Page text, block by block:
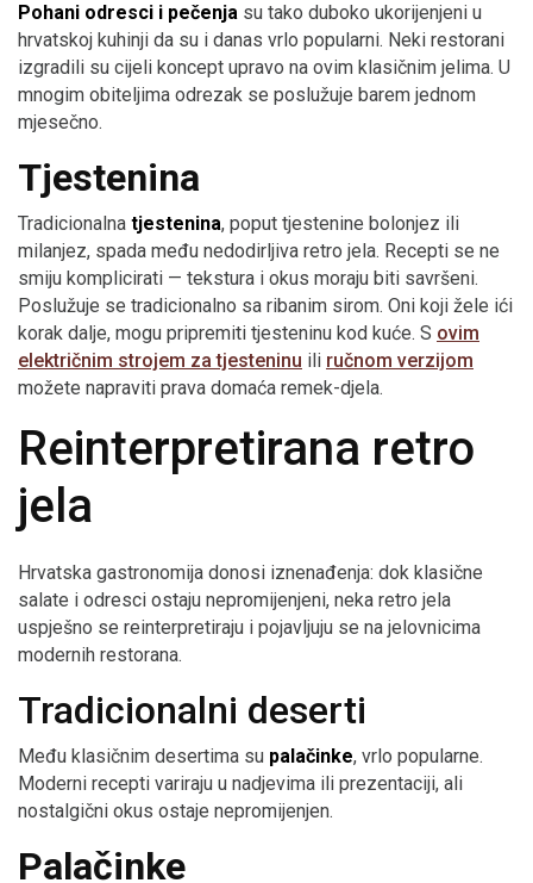
Pohani odresci i pečenja su tako duboko ukorijenjeni u
hrvatskoj kuhinji da su i danas vrlo popularni. Neki restorani
izgradili su cijeli koncept upravo na ovim klasičnim jelima. U
mnogim obiteljima odrezak se poslužuje barem jednom
mjesečno.
Tjestenina
Tradicionalna tjestenina, poput tjestenine bolonjez ili
milanjez, spada među nedodirljiva retro jela. Recepti se ne
smiju komplicirati — tekstura i okus moraju biti savršeni.
Poslužuje se tradicionalno sa ribanim sirom. Oni koji žele ići
korak dalje, mogu pripremiti tjesteninu kod kuće. S ovim
električnim strojem za tjesteninu ili ručnom verzijom
možete napraviti prava domaća remek-djela.
Reinterpretirana retro
jela
Hrvatska gastronomija donosi iznenađenja: dok klasične
salate i odresci ostaju nepromijenjeni, neka retro jela
uspješno se reinterpretiraju i pojavljuju se na jelovnicima
modernih restorana.
Tradicionalni deserti
Među klasičnim desertima su palačinke, vrlo popularne.
Moderni recepti variraju u nadjevima ili prezentaciji, ali
nostalgični okus ostaje nepromijenjen.
Palačinke